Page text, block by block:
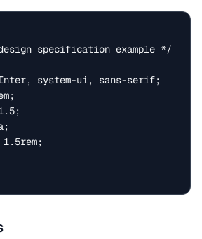
specification example */